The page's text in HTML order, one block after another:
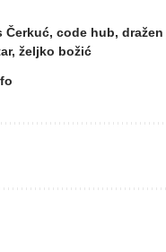
Čerkuć, code hub,
, željko božić